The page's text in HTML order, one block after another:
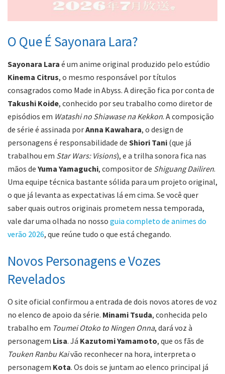
O Que É Sayonara Lara?
Sayonara Lara é um anime original produzido pelo estúdio
Kinema Citrus, o mesmo responsável por títulos
consagrados como Made in Abyss. A direção fica por conta de
Takushi Koide, conhecido por seu trabalho como diretor de
episódios em Watashi no Shiawase na Kekkon. A composição
de série é assinada porAnna Kawahara, o design de
personagens é responsabilidade de Shiori Tani (que já
trabalhou em Star Wars: Visions), e a trilha sonora fica nas
mãos de Yuma Yamaguchi, compositor de Shiguang Dailiren.
Uma equipe técnica bastante sólida para um projeto original,
o que já levanta as expectativas lá em cima. Se você quer
saber quais outros originais prometem nessa temporada,
vale dar uma olhada no nosso guia completo de animes do
verão 2026, que reúne tudo o que está chegando.
Novos Personagens e Vozes
Revelados
O site oficial confirmou a entrada de dois novos atores de voz
no elenco de apoio da série. Minami Tsuda, conhecida pelo
trabalho em Toumei Otoko to Ningen Onna, dará voz à
personagem Lisa. Já Kazutomi Yamamoto, que os fãs de
Touken Ranbu Kaivão reconhecer na hora, interpreta o
personagem Kota. Os dois se juntam ao elenco principal já